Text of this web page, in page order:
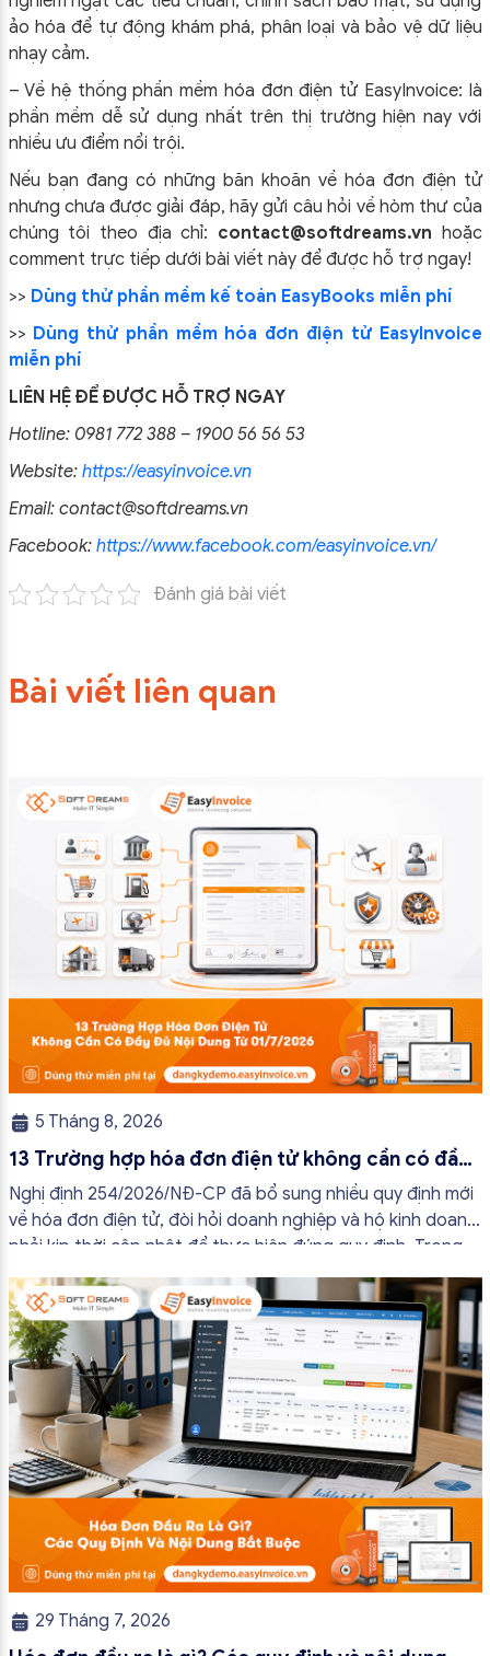
ảo hóa để tự động khám phá, phân loại và bảo vệ dữ liệu
nhạy cảm.
– Về hệ thống phần mềm hóa đơn điện tử EasyInvoice: là
phần mềm dễ sử dụng nhất trên thị trường hiện nay với
nhiều ưu điểm nổi trội.
Nếu bạn đang có những băn khoăn về hóa đơn điện tử
nhưng chưa được giải đáp, hãy gửi câu hỏi về hòm thư của
chúng tôi theo địa chỉ: contact@softdreams.vn hoặc
comment trực tiếp dưới bài viết này để được hỗ trợ ngay!
>> Dùng thử phần mềm kế toán EasyBooks miễn phí
>> Dùng thử phần mềm hóa đơn điện tử EasyInvoice
miễn phí
LIÊN HỆ ĐỂ ĐƯỢC HỖ TRỢ NGAY
Hotline: 0981 772 388 – 1900 56 56 53
Website: https://easyinvoice.vn
Email: contact@softdreams.vn
Facebook: https://www.facebook.com/easyinvoice.vn/
Đánh giá bài viết
Bài viết liên quan
5 Tháng 8, 2026
13 Trường hợp hóa đơn điện tử không cần có đầy
đủ nội dung từ 01/7/2026
Nghị định 254/2026/NĐ-CP đã bổ sung nhiều quy định mới
về hóa đơn điện tử, đòi hỏi doanh nghiệp và hộ kinh doanh
phải kịp thời cập nhật để thực hiện đúng quy định. Trong
bài viết này, hóa đơn điện tử EasyInvoice sẽ chia sẻ 13
trường hợp hóa đơn điện tử không cần […]
29 Tháng 7, 2026